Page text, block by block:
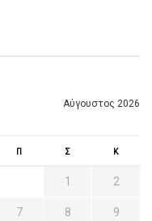
Αύγουστος 2026
Π Σ Κ
1 2
7 8 9